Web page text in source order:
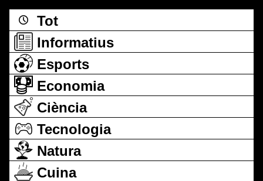
Tot
Informatius
Esports
Economia
Ciència
Tecnologia
Natura
Cuina